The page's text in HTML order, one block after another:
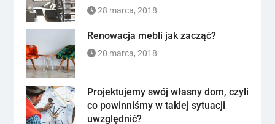
28 marca, 2018
Renowacja mebli jak zacząć?
20 marca, 2018
Projektujemy swój własny dom, czyli
co powinniśmy w takiej sytuacji
uwzględnić?